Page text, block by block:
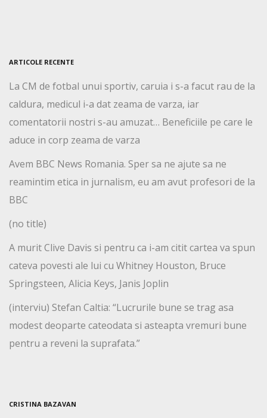
ARTICOLE RECENTE
La CM de fotbal unui sportiv, caruia i s-a facut rau de la
caldura, medicul i-a dat zeama de varza, iar
comentatorii nostri s-au amuzat… Beneficiile pe care le
aduce in corp zeama de varza
Avem BBC News Romania. Sper sa ne ajute sa ne
reamintim etica in jurnalism, eu am avut profesori de la
BBC
(no title)
A murit Clive Davis si pentru ca i-am citit cartea va spun
cateva povesti ale lui cu Whitney Houston, Bruce
Springsteen, Alicia Keys, Janis Joplin
(interviu) Stefan Caltia: “Lucrurile bune se trag asa
modest deoparte cateodata si asteapta vremuri bune
pentru a reveni la suprafata.”
CRISTINA BAZAVAN